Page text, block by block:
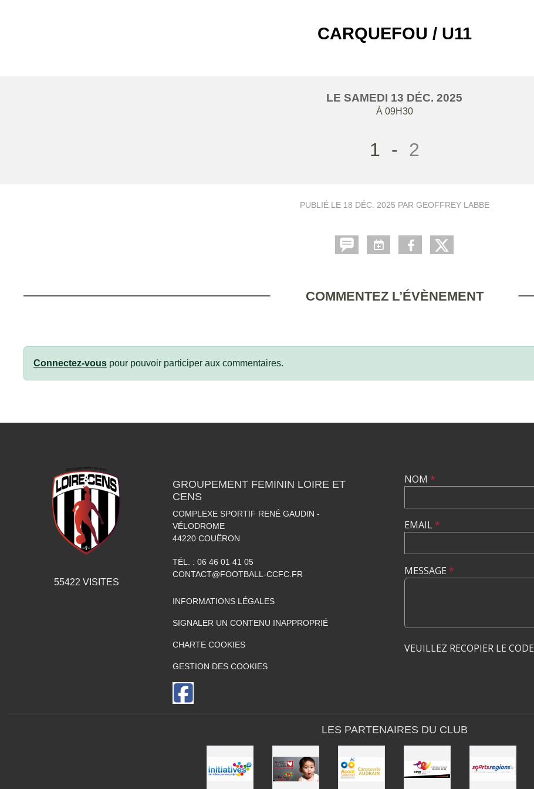
CARQUEFOU / U11
LE SAMEDI 13 DÉC. 2025
À 09H30
1 - 2
PUBLIÉ LE 18 DÉC. 2025 PAR GEOFFREY LABBE
COMMENTEZ L’ÉVÈNEMENT
Connectez-vous pour pouvoir participer aux commentaires.
55422 VISITES
GROUPEMENT FEMININ LOIRE ET
CENS
COMPLEXE SPORTIF RENÉ GAUDIN -
VÉLODROME
44220 COUËRON
TÉL. : 06 46 01 41 05
CONTACT@FOOTBALL-CCFC.FR
INFORMATIONS LÉGALES
SIGNALER UN CONTENU INAPPROPRIÉ
CHARTE COOKIES
GESTION DES COOKIES
NOM *
EMAIL*
MESSAGE *
VEUILLEZ RECOPIER LE CODE
LES PARTENAIRES DU CLUB